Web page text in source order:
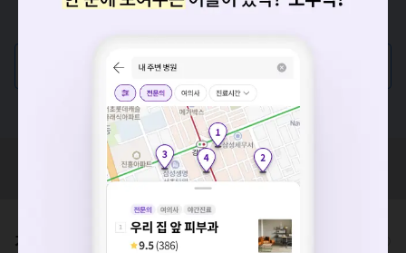
증상/치료, 궁금한 점이 있나요?
💬 무엇이든 물어보세요
혹은, 의료상담 서비스에 다양한 게시글 보러가기
혹시 잘못된 병원정보가 있나요?
모두닥 팀에 알려주세요!
가격표 비급여/급여 진료란?
요청하신 작업을 처리하지 못했습니다.
네트워크 또는 서버의 일시적인 오류로, 잠시 후 다시 시도해주
세요. 지속적으로 문제가 발생할 경우 모두닥 채널톡으로 문의